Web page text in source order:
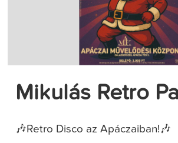
Mikulás Retro
🎶Retro Disco az Apáczaiban!🎶